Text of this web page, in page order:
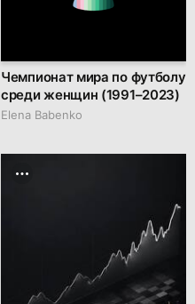
Чемпионат мира по футболу
среди женщин (1991–2023)
Elena Babenko